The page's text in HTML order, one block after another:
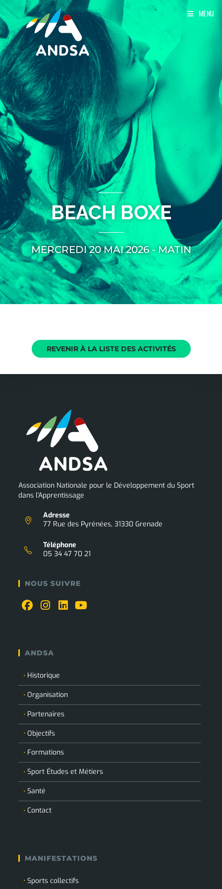
MENU
BEACH BOXE
MERCREDI 20 MAI 2026 - MATIN
REVENIR À LA LISTE DES ACTIVITÉS
Association Nationale pour le Développement du Sport
dans l'Apprentissage
Adresse
77 Rue des Pyrénées, 31330 Grenade
Téléphone
05 34 47 70 21
NOUS SUIVRE
ANDSA
Historique
Organisation
Partenaires
Objectifs
Formations
Sport Études et Métiers
Santé
Contact
MANIFESTATIONS
Sports collectifs